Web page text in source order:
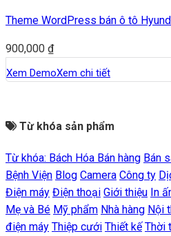
Theme WordPress bán ô tô
900,000 ₫
Xem DemoXem chi tiết
Từ khóa sản phẩm
Từ khóa: Bách Hóa Bán hàng Bán
Bệnh Viện Blog Camera Công ty
Điện máy Điện thoại Giới thiệu In
Mẹ và Bé Mỹ phẩm Nhà hàng Nội
điện máy Thiệp cưới Thiết kế Thời